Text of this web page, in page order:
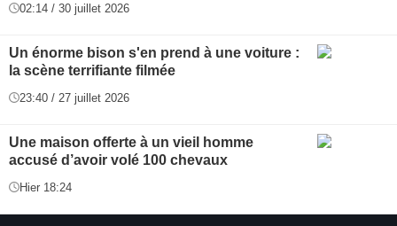
02:14 / 30 juillet 2026
Un énorme bison s'en prend à une voiture :
la scène terrifiante filmée
23:40 / 27 juillet 2026
Une maison offerte à un vieil homme
accusé d’avoir volé 100 chevaux
Hier 18:24